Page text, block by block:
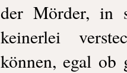
der Mörder, in
keinerlei
können, egal ob